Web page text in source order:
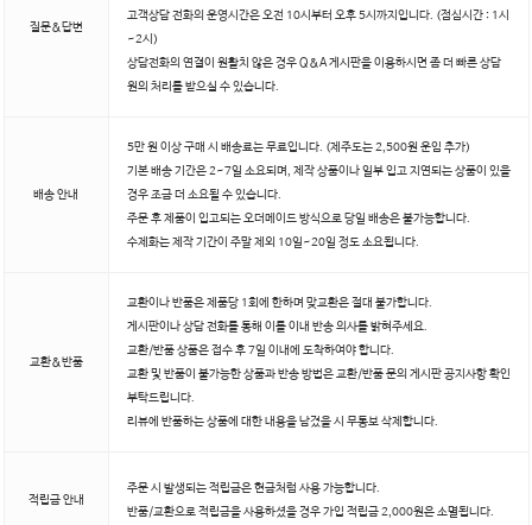
질문&답변
고객상담 전화의 운영시간은 오전 10시부터 오후 5시까지입니다. (점심시간 : 1시
~2시)
상담전화의 연결이 원활치 않은 경우 Q&A 게시판을 이용하시면 좀 더 빠른 상담
원의 처리를 받으실 수 있습니다.
배송 안내
5만 원 이상 구매 시 배송료는 무료입니다. (제주도는 2,500원 운임 추가)
기본 배송 기간은 2~7일 소요되며, 제작 상품이나 일부 입고 지연되는 상품이 있을
경우 조금 더 소요될 수 있습니다.
주문 후 제품이 입고되는 오더메이드 방식으로 당일 배송은 불가능합니다.
수제화는 제작 기간이 주말 제외 10일~20일 정도 소요됩니다.
교환&반품
교환이나 반품은 제품당 1회에 한하며 맞교환은 절대 불가합니다.
게시판이나 상담 전화를 통해 이틀 이내 반송 의사를 밝혀주세요.
교환/반품 상품은 접수 후 7일 이내에 도착하여야 합니다.
교환 및 반품이 불가능한 상품과 반송 방법은 교환/반품 문의 게시판 공지사항 확인
부탁드립니다.
리뷰에 반품하는 상품에 대한 내용을 남겼을 시 무통보 삭제합니다.
적립금 안내
주문 시 발생되는 적립금은 현금처럼 사용 가능합니다.
반품/교환으로 적립금을 사용하셨을 경우 가입 적립금 2,000원은 소멸됩니다.